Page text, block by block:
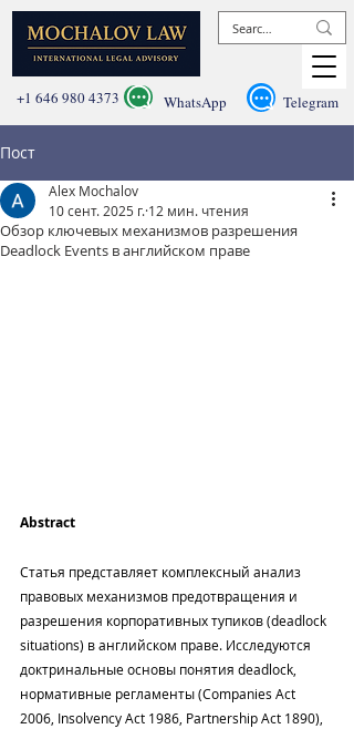
+1 646 980 4373 Telegram
WhatsApp
Пост
Обзор ключевых механизмов разрешения
Deadlock Events в английском праве
Alex Mochalov
10 сент. 2025 г. 12 мин. чтения
Abstract
Статья представляет комплексный анализ
правовых механизмов предотвращения и
разрешения корпоративных тупиков (deadlock
situations) в английском праве. Исследуются
доктринальные основы понятия deadlock,
нормативные регламенты (Companies Act
2006, Insolvency Act 1986, Partnership Act 1890),